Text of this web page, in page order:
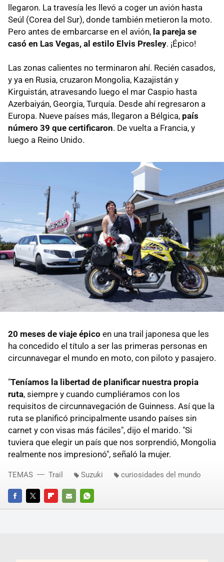
llegaron. La travesía les llevó a coger un avión hasta
Seúl (Corea del Sur), donde también metieron la moto.
Pero antes de embarcarse en el avión, la pareja se
casó en Las Vegas, al estilo Elvis Presley. ¡Épico!
Las zonas calientes no terminaron ahí. Recién casados,
y ya en Rusia, cruzaron Mongolia, Kazajistán y
Kirguistán, atravesando luego el mar Caspio hasta
Azerbaiyán, Georgia, Turquía. Desde ahí regresaron a
Europa. Nueve países más, llegaron a Bélgica, país
número 39 que certificaron. De vuelta a Francia, y
luego a Reino Unido.
20 meses de viaje épico en una trail japonesa que les
ha concedido el título a ser las primeras personas en
circunnavegar el mundo en moto, con piloto y pasajero.
"Teníamos la libertad de planificar nuestra propia
ruta, siempre y cuando cumpliéramos con los
requisitos de circunnavegación de Guinness. Así que la
ruta se planificó principalmente usando países sin
carnet y con visas más fáciles", dijo el marido. "Si
tuviera que elegir un país que nos sorprendió, Mongolia
realmente nos impresionó", señaló la mujer.
FACEBOOKTWITTERFLIPBOARD
E-
WHATSAPP
TEMAS Trail Suzuki curiosidades del mundo